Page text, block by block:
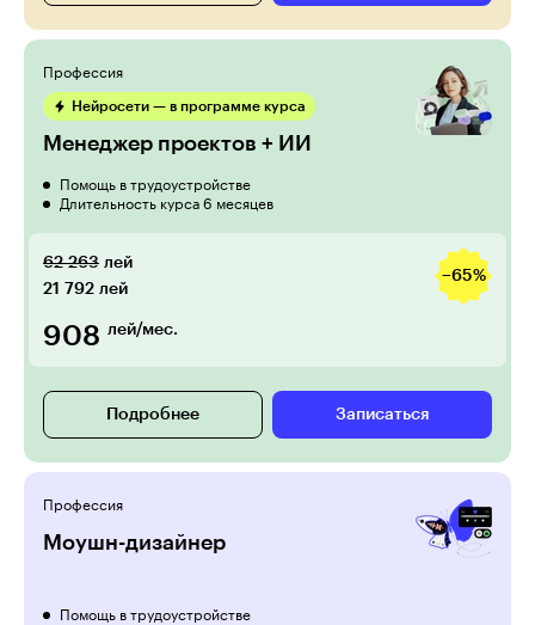
Профессия
Нейросети — в программе курса
Менеджер проектов + ИИ
Помощь в трудоустройстве
Длительность курса 6 месяцев
62 263 лей
21 792 лей
−65%
908 лей/мес.
Подробнее Записаться
Профессия
Моушн-дизайнер
Помощь в трудоустройстве